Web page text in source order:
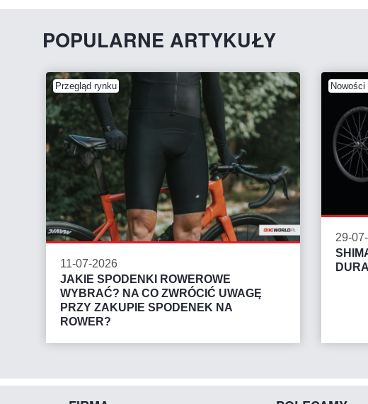
POPULARNE ARTYKUŁY
Przegląd rynku
11-07-2026
JAKIE SPODENKI ROWEROWE
WYBRAĆ? NA CO ZWRÓCIĆ UWAGĘ
PRZY ZAKUPIE SPODENEK NA
ROWER?
29-